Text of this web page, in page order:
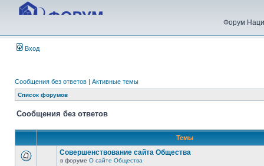
Форум
Вход
Сообщения без ответов | Активные темы
Список форумов
Сообщения без ответов
Темы
Совершенствование сайта Общества
в форуме О сайте Общества